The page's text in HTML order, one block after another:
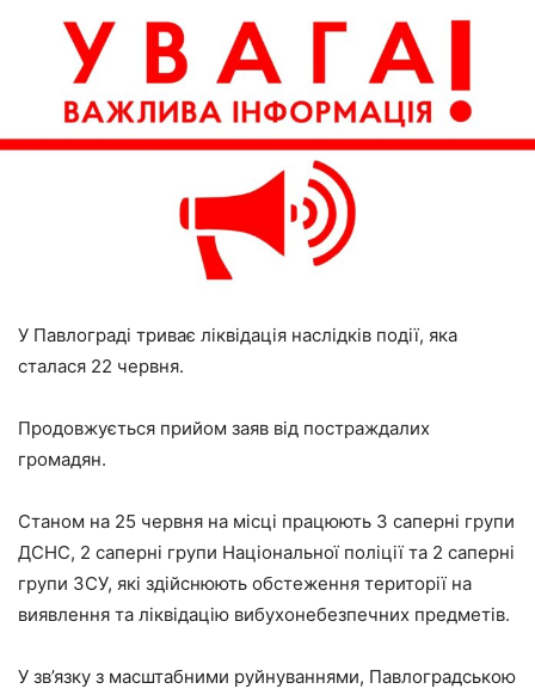
У Павлограді триває ліквідація наслідків події, яка
сталася 22 червня.
Продовжується прийом заяв від постраждалих
громадян.
Станом на 25 червня на місці працюють 3 саперні групи
ДСНС, 2 саперні групи Національної поліції та 2 саперні
групи ЗСУ, які здійснюють обстеження території на
виявлення та ліквідацію вибухонебезпечних предметів.
У зв’язку з масштабними руйнуваннями, Павлоградською